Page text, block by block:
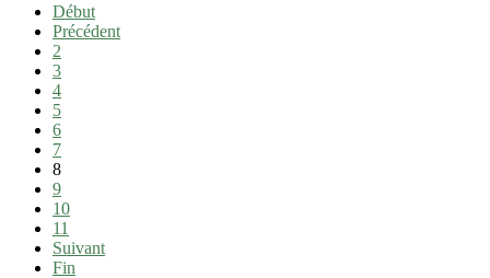
Début
Précédent
2
3
4
5
6
7
8
9
10
11
Suivant
Fin